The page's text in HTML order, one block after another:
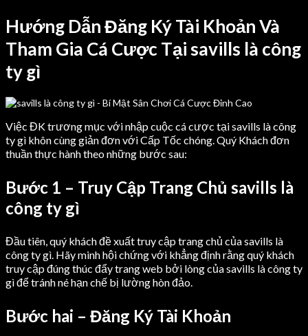
Hướng Dẫn Đăng Ký Tài Khoản Và
Tham Gia Cá Cược Tại savills là công
ty gì
Việc ĐK trương mục với nhập cuộc cá cược tại savills là công
ty gì khôn cùng giản đơn với Cấp Tốc chóng. Quý Khách đơn
thuần thực hành theo những bước sau:
Bước 1 – Truy Cập Trang Chủ savills là
công ty gì
Đầu tiên, quý khách đề xuất truy cập trang chủ của savills là
công ty gì. Hãy minh hội chứng với khẳng định rằng quý khách
truy cập đúng thúc đẩy trang web bởi lòng của savills là công ty
gì để tránh né hạn chế bị lường hòn đảo.
Bước hai – Đăng Ký Tài Khoản